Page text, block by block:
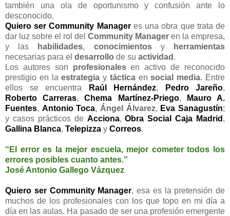
también una ola de oportunismo y confusión ante lo
desconocido.
Quiero ser Community Manageres una obra que trata de
dar luz sobre el rol del Community Manager en la empresa,
y las
habilidades, conocimientosy
herramientas
necesarias para el desarrollo de su actividad .
Los autores son profesionalesen activo de reconocido
prestigio en laestrategia y tácticaensocial media. Entre
ellos se encuentra
Raúl Hernández, Pedro Jareño,
Roberto Carreras,Chema Martínez-Priego,
Mauro A.
Fuentes, Antonio Toca, Ángel Álvarez, Eva Sanagustín;
y casos prácticos de Acciona,Obra Social Caja Madrid ,
Gallina Blanca, Telepizza y Correos.
“El error es la mejor escuela, mejor cometer todos los
errores posibles cuanto antes.”
José Antonio Gallego Vázquez
Quiero ser Community Manager, esa es la pretensión de
muchos de los profesionales con los que topo en mi día a
día en las aulas. Ha pasado de ser una profesión emergente